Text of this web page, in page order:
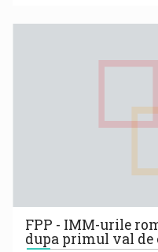
FPP - IMM-urile
dupa primul val de